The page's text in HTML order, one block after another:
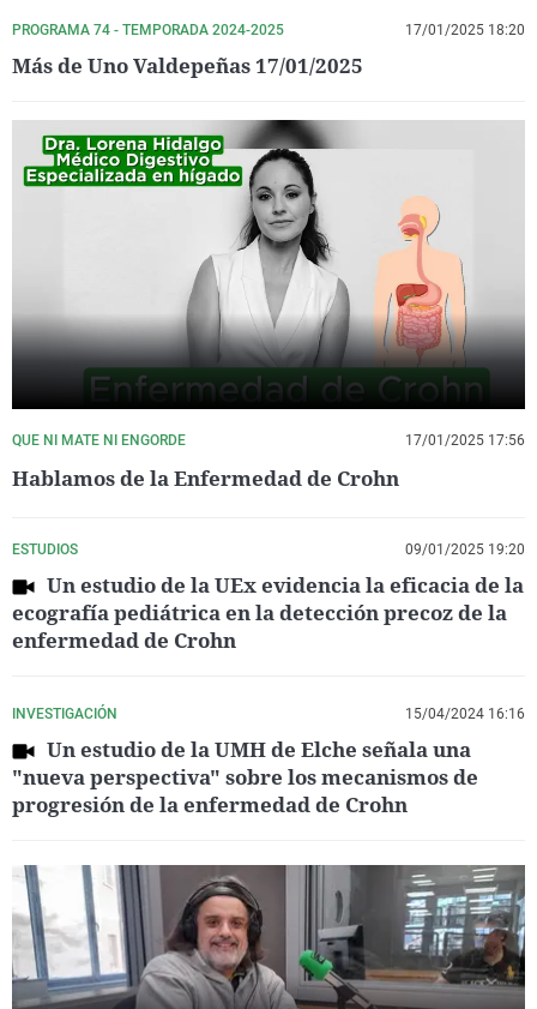
PROGRAMA 74 - TEMPORADA 2024-2025 17/01/2025 18:20
Más de Uno Valdepeñas 17/01/2025
QUE NI MATE NI ENGORDE 17/01/2025 17:56
Hablamos de la Enfermedad de Crohn
ESTUDIOS 09/01/2025 19:20
Un estudio de la UEx evidencia la eficacia de la
ecografía pediátrica en la detección precoz de la
enfermedad de Crohn
INVESTIGACIÓN 15/04/2024 16:16
Un estudio de la UMH de Elche señala una
"nueva perspectiva" sobre los mecanismos de
progresión de la enfermedad de Crohn